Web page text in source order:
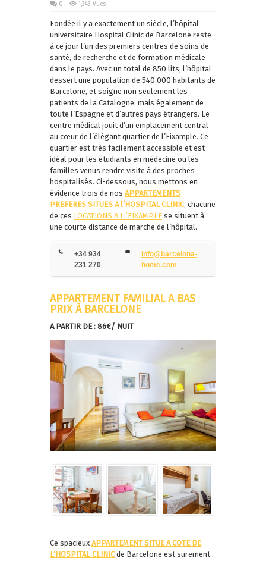
0
1,343 Vues
Fondée il y a exactement un siècle, l’hôpital
universitaire Hospital Clinic de Barcelone reste
à ce jour l’un des premiers centres de soins de
santé, de recherche et de formation médicale
dans le pays. Avec un total de 850 lits, l’hôpital
dessert une population de 540.000 habitants de
Barcelone, et soigne non seulement les
patients de la Catalogne, mais également de
toute l’Espagne et d’autres pays étrangers. Le
centre médical jouit d’un emplacement central
au cœur de l’élégant quartier de l’Eixample. Ce
quartier est très facilement accessible et est
idéal pour les étudiants en médecine ou les
familles venus rendre visite à des proches
hospitalisés. Ci-dessous, nous mettons en
évidence trois de nos APPARTEMENTS
PREFERES SITUES A l’HOSPITAL CLINIC, chacune
de ces LOCATIONS A L ‘EIXAMPLE se situent à
une courte distance de marche de l’hôpital.
+34 934
231 270
info@barcelona-
home.com
APPARTEMENT FAMILIAL A BAS
PRIX À BARCELONE
A PARTIR DE : 86€/ NUIT
Ce spacieux APPARTEMENT SITUE A COTE DE
L’HOSPITAL CLINICde Barcelone est surement